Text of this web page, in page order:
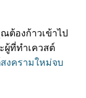
ต้องก้าวเข้าไป
ผู้ที่ทำเควสต์
งครามใหม่จบ